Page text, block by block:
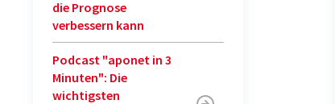
die Prognose
verbessern kann
Podcast "aponet in 3
Minuten": Die
wichtigsten